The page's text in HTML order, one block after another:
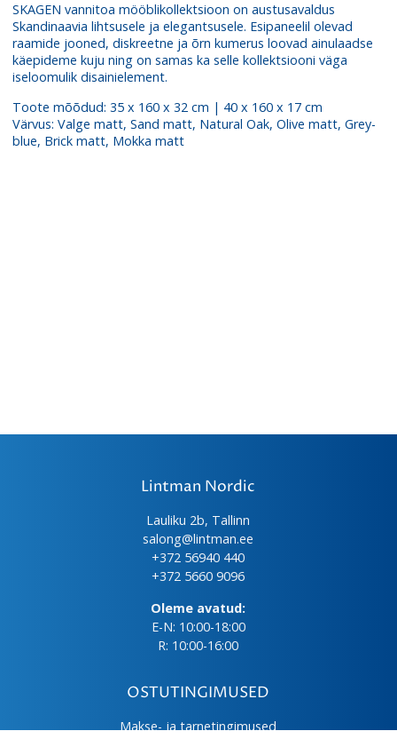
SKAGEN vannitoa mööblikollektsioon on austusavaldus
Skandinaavia lihtsusele ja elegantsusele. Esipaneelil olevad
raamide jooned, diskreetne ja õrn kumerus loovad ainulaadse
käepideme kuju ning on samas ka selle kollektsiooni väga
iseloomulik disainielement.
Toote mõõdud: 35 x 160 x 32 cm | 40 x 160 x 17 cm
Värvus: Valge matt, Sand matt, Natural Oak, Olive matt, Grey-
blue, Brick matt, Mokka matt
Lintman Nordic
Lauliku 2b, Tallinn
salong@lintman.ee
+372 56940 440
+372 5660 9096
Oleme avatud:
E-N: 10:00-18:00
R: 10:00-16:00
OSTUTINGIMUSED
Makse- ja tarnetingimused